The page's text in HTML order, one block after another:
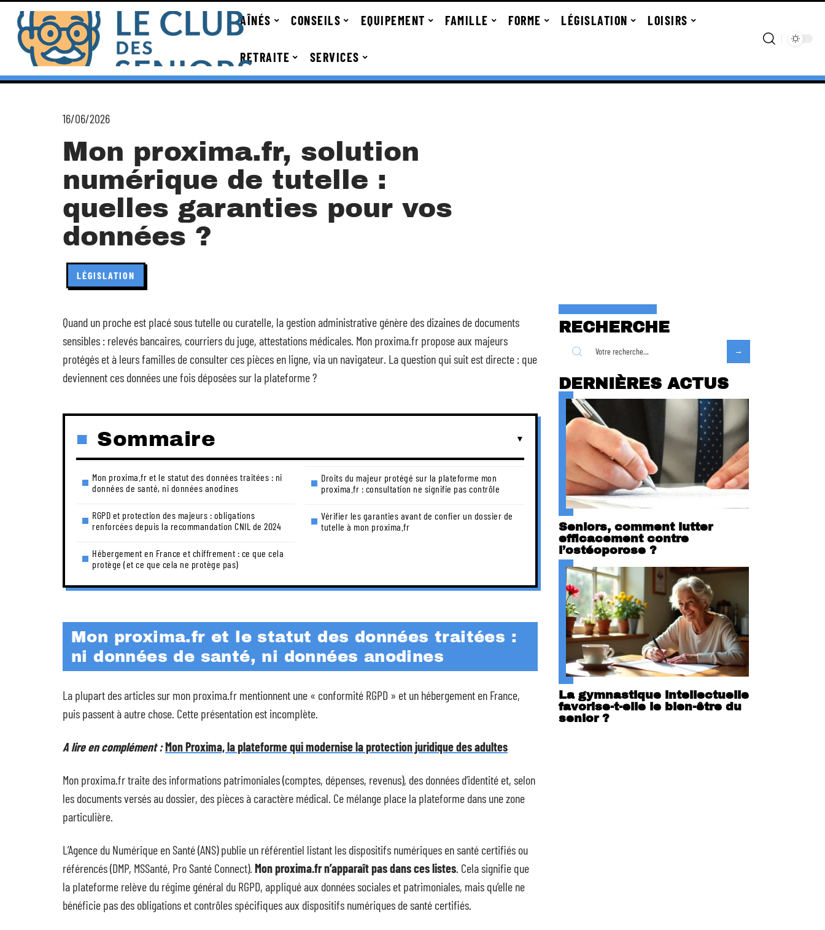
AÎNÉS CONSEILS EQUIPEMENT FAMILLE FORME LÉGISLATION LOISIRS
RETRAITE SERVICES
16/06/2026
Mon proxima.fr, solution
numérique de tutelle :
quelles garanties pour vos
données ?
LÉGISLATION
Quand un proche est placé sous tutelle ou curatelle, la gestion administrative génère des dizaines de documents
sensibles : relevés bancaires, courriers du juge, attestations médicales. Mon proxima.fr propose aux majeurs
protégés et à leurs familles de consulter ces pièces en ligne, via un navigateur. La question qui suit est directe : que
deviennent ces données une fois déposées sur la plateforme ?
Sommaire
Mon proxima.fr et le statut des données traitées : ni
données de santé, ni données anodines
RGPD et protection des majeurs : obligations
renforcées depuis la recommandation CNIL de 2024
Hébergement en France et chiffrement : ce que cela
protège (et ce que cela ne protège pas)
Droits du majeur protégé sur la plateforme mon
proxima.fr : consultation ne signifie pas contrôle
Vérifier les garanties avant de confier un dossier de
tutelle à mon proxima.fr
Mon proxima.fr et le statut des données traitées :
ni données de santé, ni données anodines
La plupart des articles sur mon proxima.fr mentionnent une « conformité RGPD » et un hébergement en France,
puis passent à autre chose. Cette présentation est incomplète.
A lire en complément :Mon Proxima, la plateforme qui modernise la protection juridique des adultes
Mon proxima.fr traite des informations patrimoniales (comptes, dépenses, revenus), des données d’identité et, selon
les documents versés au dossier, des pièces à caractère médical. Ce mélange place la plateforme dans une zone
particulière.
L’Agence du Numérique en Santé (ANS) publie un référentiel listant les dispositifs numériques en santé certifiés ou
référencés (DMP, MSSanté, Pro Santé Connect). Mon proxima.fr n’apparaît pas dans ces listes. Cela signifie que
la plateforme relève du régime général du RGPD, appliqué aux données sociales et patrimoniales, mais qu’elle ne
bénéficie pas des obligations et contrôles spécifiques aux dispositifs numériques de santé certifiés.
RECHERCHE
DERNIÈRES ACTUS
Seniors, comment lutter
efficacement contre
l’ostéoporose ?
La gymnastique intellectuelle
favorise-t-elle le bien-être du
senior ?